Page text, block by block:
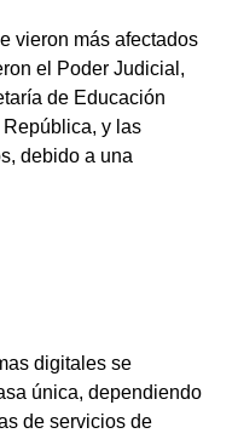
vieron más afectados
el Poder Judicial,
de Educación
y las
debido a una
digitales se
única, dependiendo
de servicios de